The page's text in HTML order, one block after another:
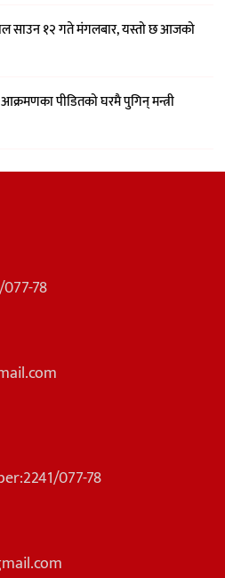
साउन १२ गते मंगलबार, यस्तो छ आजको
पीडितको घरमै पुगिन् मन्त्री
077-78
077-78